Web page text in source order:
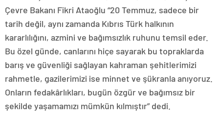
Çevre Bakanı Fikri Ataoğlu “20 Temmuz, sadece bir
tarih değil, aynı zamanda Kıbrıs Türk halkının
kararlılığını, azmini ve bağımsızlık ruhunu temsil eder.
Bu özel günde, canlarını hiçe sayarak bu topraklarda
barış ve güvenliği sağlayan kahraman şehitlerimizi
rahmetle, gazilerimizi ise minnet ve şükranla anıyoruz.
Onların fedakârlıkları, bugün özgür ve bağımsız bir
şekilde yaşamamızı mümkün kılmıştır” dedi.